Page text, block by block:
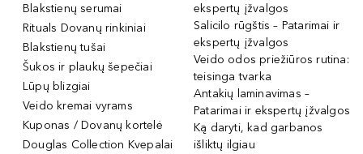
Blakstienų serumai
Rituals Dovanų rinkiniai
Blakstienų tušai
Šukos ir plaukų šepečiai
Lūpų blizgiai
Veido kremai vyrams
Kuponas / Dovanų kortelė
Douglas Collection Kvepalai
ekspertų įžvalgos
Salicilo rūgštis – Patarimai ir
ekspertų įžvalgos
Veido odos priežiūros rutina:
teisinga tvarka
Antakių laminavimas –
Patarimai ir ekspertų įžvalgos
Ką daryti, kad garbanos
išliktų ilgiau